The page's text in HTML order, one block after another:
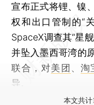
宣布正式将锂、镍
权和出口管制的“
SpaceX调查其“星
并坠入墨西哥湾的
联合，对美团 、淘
导。
本文共计